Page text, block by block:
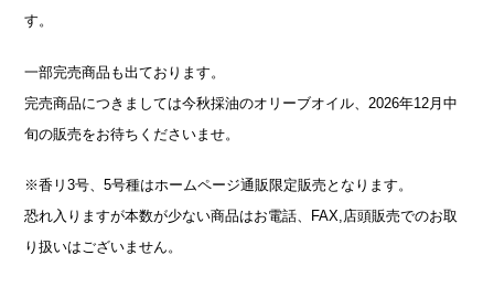
す。
一部完売商品も出ております。
完売商品につきましては今秋採油のオリーブオイル、2026年12月中
旬の販売をお待ちくださいませ。
※香リ3号、5号種はホームページ通販限定販売となります。
恐れ入りますが本数が少ない商品はお電話、FAX,店頭販売でのお取
り扱いはございません。